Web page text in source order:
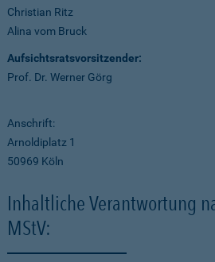
Christian Ritz
Alina vom Bruck
Aufsichtsratsvorsitzender:
Prof. Dr. Werner Görg
Anschrift:
Arnoldiplatz 1
50969 Köln
Inhaltliche Verantwortung
MStV: